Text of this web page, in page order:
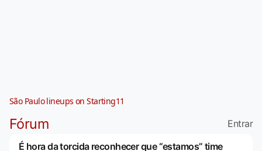
São Paulo lineups on Starting11
Fórum
Entrar
É hora da torcida reconhecer que “estamos” time